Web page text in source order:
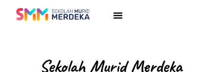
Sekolah Murid Merdeka